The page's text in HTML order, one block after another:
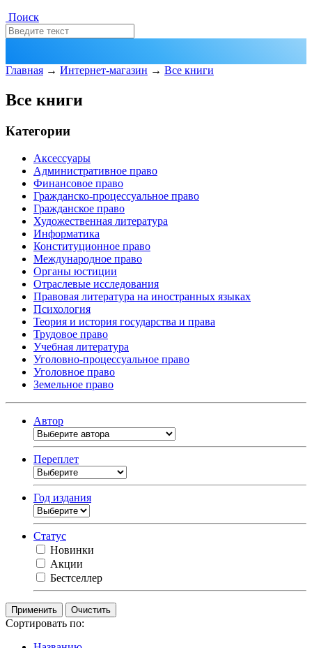
Поиск
Главная → Интернет-магазин → Все книги
Все книги
Категории
Аксессуары
Административное право
Финансовое право
Гражданско-процессуальное право
Гражданское право
Художественная литература
Информатика
Конституционное право
Международное право
Органы юстиции
Отраслевые исследования
Правовая литература на иностранных языках
Психология
Теория и история государства и права
Трудовое право
Учебная литература
Уголовно-процессуальное право
Уголовное право
Земельное право
Автор
Переплет
Год издания
Статус
Новинки
Акции
Бестселлер
Очистить
Сортировать по: